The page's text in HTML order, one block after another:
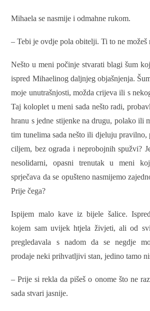
Mihaela se nasmije i odmahne rukom.
– Tebi je ovdje pola obitelji. Ti to ne možeš
Nešto u meni počinje stvarati blagi šum
ispred Mihaelinog daljnjeg objašnjenja.
moje unutrašnjosti, možda crijeva ili s
Taj koloplet u meni sada nešto radi,
hranu s jedne stijenke na drugu, polako ili
tim tunelima sada nešto ili djeluju pravilno,
ciljem, bez ograda i neprobojnih spužvi?
nesolidarni, opasni trenutak u meni
sprječava da se opušteno nasmijemo
Prije čega?
Ispijem malo kave iz bijele šalice.
kojem sam uvijek htjela živjeti, ali od
pregledavala s nadom da se negdje
prodaje neki prihvatljivi stan, jedino tamo
– Prije si rekla da pišeš o onome što ne
sada stvari jasnije.